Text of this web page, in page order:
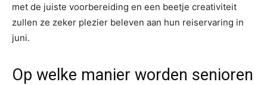
met de juiste voorbereiding en een beetje creativiteit
zullen ze zeker plezier beleven aan hun reiservaring in
juni.
Op welke manier worden senioren